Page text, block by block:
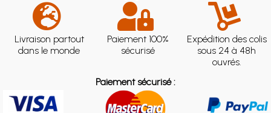
Livraison partout
dans le monde
Paiement 100%
sécurisé
Expédition des colis
sous 24 à 48h
ouvrés.
Paiement sécurisé :